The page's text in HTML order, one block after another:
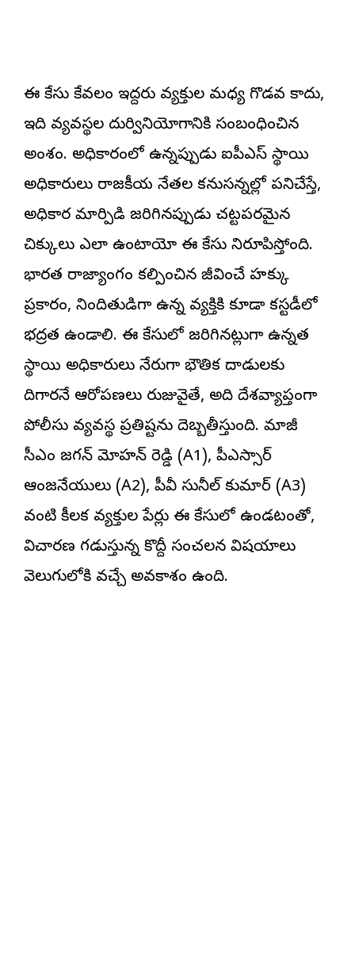
ఈ కేసు కేవలం ఇద్దరు వ్యక్తుల మధ్య గొడవ కాదు,
ఇది వ్యవస్థల దుర్వినియోగానికి సంబంధించిన
అంశం. అధికారంలో ఉన్నప్పుడు ఐపీఎస్ స్థాయి
అధికారులు రాజకీయ నేతల కనుసన్నల్లో పనిచేస్తే,
అధికార మార్పిడి జరిగినప్పుడు చట్టపరమైన
చిక్కులు ఎలా ఉంటాయో ఈ కేసు నిరూపిస్తోంది.
భారత రాజ్యాంగం కల్పించిన జీవించే హక్కు
ప్రకారం, నిందితుడిగా ఉన్న వ్యక్తికి కూడా కస్టడీలో
భద్రత ఉండాలి. ఈ కేసులో జరిగినట్లుగా ఉన్నత
స్థాయి అధికారులు నేరుగా భౌతిక దాడులకు
దిగారనే ఆరోపణలు రుజువైతే, అది దేశవ్యాప్తంగా
పోలీసు వ్యవస్థ ప్రతిష్టను దెబ్బతీస్తుంది. మాజీ
సీఎం జగన్ మోహన్ రెడ్డి (A1), పీఎస్సార్
ఆంజనేయులు (A2), పీవీ సునీల్ కుమార్ (A3)
వంటి కీలక వ్యక్తుల పేర్లు ఈ కేసులో ఉండటంతో,
విచారణ గడుస్తున్న కొద్దీ సంచలన విషయాలు
వెలుగులోకి వచ్చే అవకాశం ఉంది.